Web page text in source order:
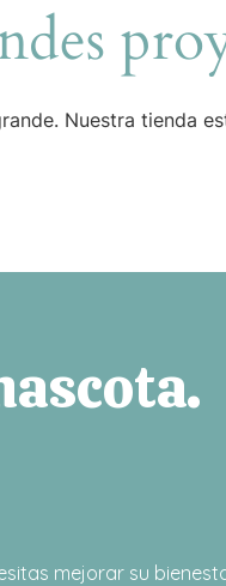
Nuestra tienda
mejorar su